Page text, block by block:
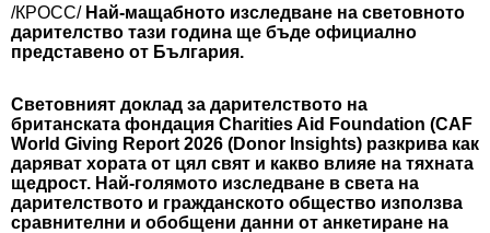
/КРОСС/ Най-мащабното изследване на световното
дарителство тази година ще бъде официално
представено от България.
Световният доклад за дарителството на
британската фондация Charities Aid Foundation (CAF
World Giving Report 2026 (Donor Insights) разкрива как
даряват хората от цял свят и какво влияе на тяхната
щедрост. Най-голямото изследване в света на
дарителството и гражданското общество използва
сравнителни и обобщени данни от анкетиране на